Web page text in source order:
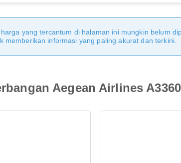
yang tercantum di halaman ini mungkin belum
memberikan informasi yang paling akurat dan terkini.
Aegean Airlines